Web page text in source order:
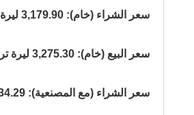
سعر الشراء (خام): 3,179.90 ليرة تركية
سعر البيع (خام): 3,275.30 ليرة تركية
سعر الشراء (مع المصنعية): 3,434.29 ليرة تركية